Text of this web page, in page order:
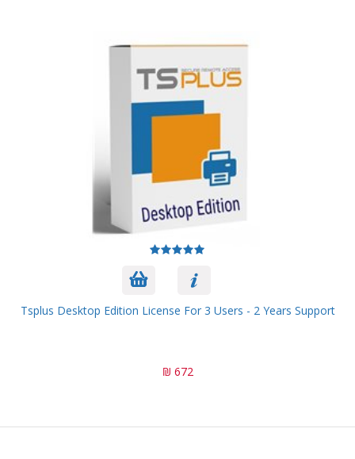
Tsplus Desktop Edition License For 3 Users - 2 Years Support
672 ₪